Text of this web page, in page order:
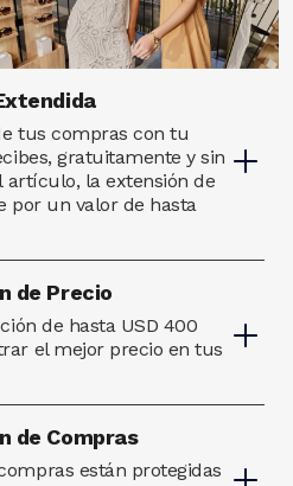
tus compras con tu
gratuitamente y sin
artículo, la extensión de
por un valor de hasta
de Precio
de hasta USD 400
el mejor precio en tus
de Compras
están protegidas